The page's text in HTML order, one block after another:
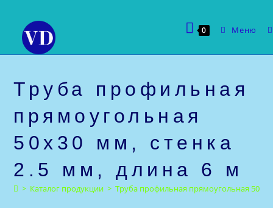
содержимому
0 Меню
Труба профильная
прямоугольная
50х30 мм, стенка
2.5 мм, длина 6 м
> Каталог продукции > Труба профильная прямоугольная